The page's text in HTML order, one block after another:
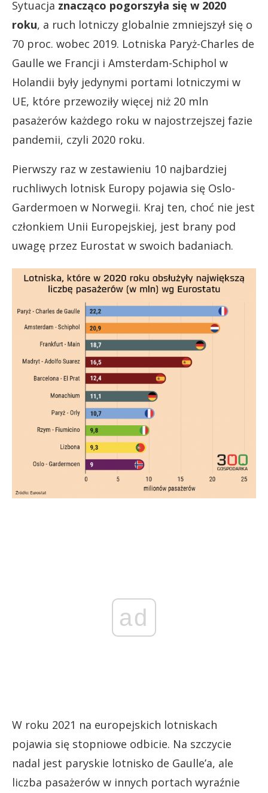
Sytuacja znacząco pogorszyła się w 2020
roku, a ruch lotniczy globalnie zmniejszył się o
70 proc. wobec 2019. Lotniska Paryż-Charles de
Gaulle we Francji i Amsterdam-Schiphol w
Holandii były jedynymi portami lotniczymi w
UE, które przewoziły więcej niż 20 mln
pasażerów każdego roku w najostrzejszej fazie
pandemii, czyli 2020 roku.
Pierwszy raz w zestawieniu 10 najbardziej
ruchliwych lotnisk Europy pojawia się Oslo-
Gardermoen w Norwegii. Kraj ten, choć nie jest
członkiem Unii Europejskiej, jest brany pod
uwagę przez Eurostat w swoich badaniach.
ad
W roku 2021 na europejskich lotniskach
pojawia się stopniowe odbicie. Na szczycie
nadal jest paryskie lotnisko de Gaulle’a, ale
liczba pasażerów w innych portach wyraźnie